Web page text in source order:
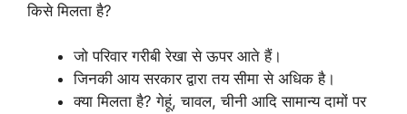
किसे मिलता है?
जो परिवार गरीबी रेखा से ऊपर आते हैं।
जिनकी आय सरकार द्वारा तय सीमा से अधिक है।
क्या मिलता है? गेहूं, चावल, चीनी आदि सामान्य दामों पर